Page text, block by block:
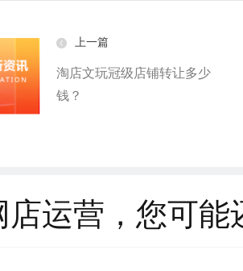
上一篇
淘店文玩冠级店铺转让多少
钱？
店运营，您可能